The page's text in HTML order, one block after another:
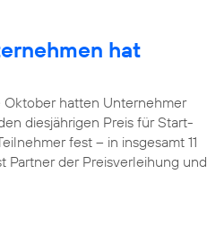
hat
Oktober hatten Unternehmer
diesjährigen Preis für Start-
fest – in insgesamt 11
Partner der Preisverleihung und